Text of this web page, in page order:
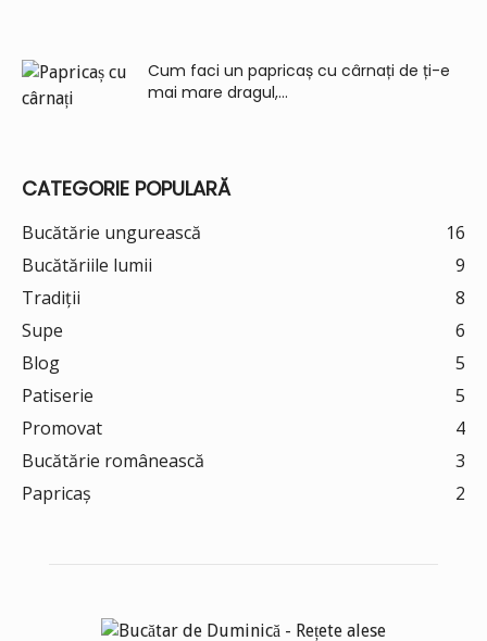
Cum faci un papricaș cu cârnați de ți-e
mai mare dragul,...
CATEGORIE POPULARĂ
Bucătărie ungurească
16
Bucătăriile lumii
9
Tradiții
8
Supe
6
Blog
5
Patiserie
5
Promovat
4
Bucătărie românească
3
Papricaș
2